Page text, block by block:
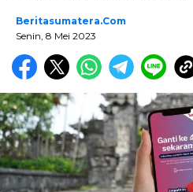
Beritasumatera.com
Senin, 8 Mei 2023